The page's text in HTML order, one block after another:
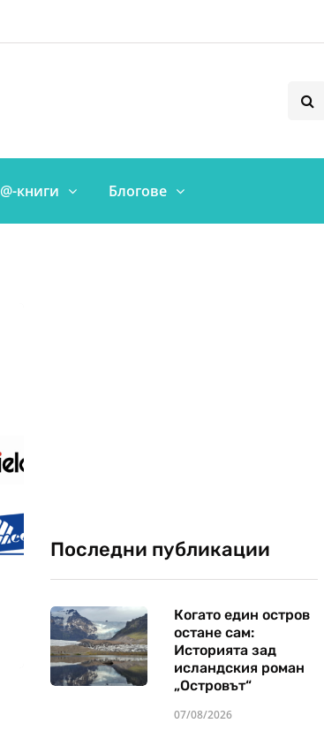
@-книги Блогове
Последни публикации
Когато един остров
остане сам:
Историята зад
исландския роман
„Островът“
07/08/2026